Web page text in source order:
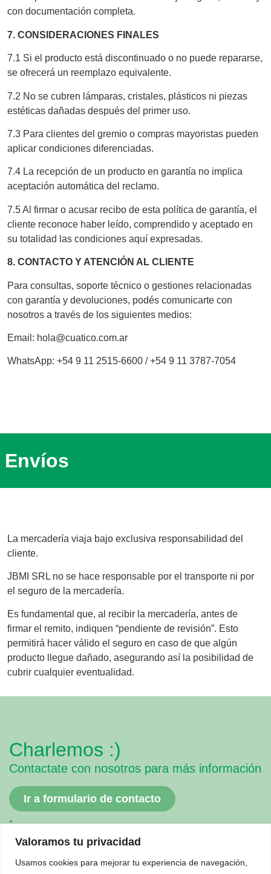
Valoramos tu privacidad
Usamos cookies para mejorar tu experiencia de navegación,
con documentación completa.
7. CONSIDERACIONES FINALES
7.1 Si el producto está discontinuado o no puede repararse,
se ofrecerá un reemplazo equivalente.
7.2 No se cubren lámparas, cristales, plásticos ni piezas
estéticas dañadas después del primer uso.
7.3 Para clientes del gremio o compras mayoristas pueden
aplicar condiciones diferenciadas.
7.4 La recepción de un producto en garantía no implica
aceptación automática del reclamo.
7.5 Al firmar o acusar recibo de esta política de garantía, el
cliente reconoce haber leído, comprendido y aceptado en
su totalidad las condiciones aquí expresadas.
8. CONTACTO Y ATENCIÓN AL CLIENTE
Para consultas, soporte técnico o gestiones relacionadas
con garantía y devoluciones, podés comunicarte con
nosotros a través de los siguientes medios:
Email: hola@cuatico.com.ar
WhatsApp: +54 9 11 2515-6600 / +54 9 11 3787-7054
Envíos
La mercadería viaja bajo exclusiva responsabilidad del
cliente.
JBMI SRL no se hace responsable por el transporte ni por
el seguro de la mercadería.
Es fundamental que, al recibir la mercadería, antes de
firmar el remito, indiquen “pendiente de revisión”. Esto
permitirá hacer válido el seguro en caso de que algún
producto llegue dañado, asegurando así la posibilidad de
cubrir cualquier eventualidad.
Charlemos :)
Contactate con nosotros para más información
Ir a formulario de contacto
.
Totems
All in One